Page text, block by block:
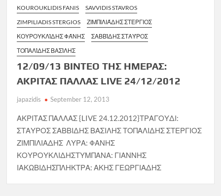
ΣΑΒΒΙΔΗΣ
–
ΑΚΡΙΤΙΔΗΣ
KOUROUKLIDIS FANIS
SAVVIDIS STAVROS
ZIMPILIADIS STERGIOS
ΖΙΜΠΙΛΙΆΔΗΣ ΣΤΈΡΓΙΟΣ
ΚΟΥΡΟΥΚΛΊΔΗΣ ΦΆΝΗΣ
ΣΑΒΒΊΔΗΣ ΣΤΑΎΡΟΣ
ΤΟΠΑΛΊΔΗΣ ΒΑΣΊΛΗΣ
12/09/13 ΒΙΝΤΕΟ ΤΗΣ ΗΜΕΡΑΣ:
ΑΚΡΙΤΑΣ ΠΑΛΛΑΣ LIVE 24/12/2012
japazidis September 12, 2013
ΑΚΡΙΤΑΣ ΠΑΛΛΑΣ {LIVE 24.12.2012}ΤΡΑΓΟΥΔΙ:
ΣΤΑΥΡΟΣ ΣΑΒΒΙΔΗΣ ΒΑΣΙΛΗΣ ΤΟΠΑΛΙΔΗΣ ΣΤΕΡΓΙΟΣ
ΖΙΜΠΙΛΙΑΔΗΣ ΛΥΡΑ: ΦΑΝΗΣ
ΚΟΥΡΟΥΚΛΙΔΗΣΤΥΜΠΑΝΑ: ΓΙΑΝΝΗΣ
ΙΑΚΩΒΙΔΗΣΠΛΗΚΤΡΑ: ΑΚΗΣ ΓΕΩΡΓΙΑΔΗΣ